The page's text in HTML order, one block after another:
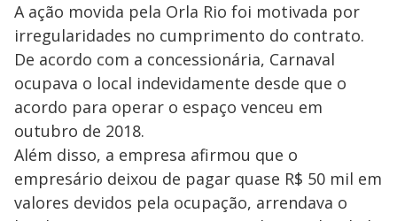
A ação movida pela Orla Rio foi motivada por
irregularidades no cumprimento do contrato.
De acordo com a concessionária, Carnaval
ocupava o local indevidamente desde que o
acordo para operar o espaço venceu em
outubro de 2018.
Além disso, a empresa afirmou que o
empresário deixou de pagar quase R$ 50 mil em
valores devidos pela ocupação, arrendava o